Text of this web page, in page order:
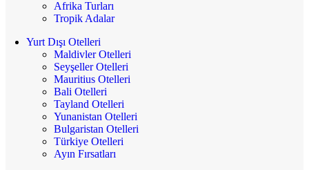
Afrika Turları
Tropik Adalar
Yurt Dışı Otelleri
Maldivler Otelleri
Seyşeller Otelleri
Mauritius Otelleri
Bali Otelleri
Tayland Otelleri
Yunanistan Otelleri
Bulgaristan Otelleri
Türkiye Otelleri
Ayın Fırsatları